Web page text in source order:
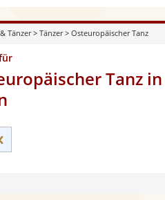
Tänzer> Tänzer> Osteuropäischer Tanz
Tanz